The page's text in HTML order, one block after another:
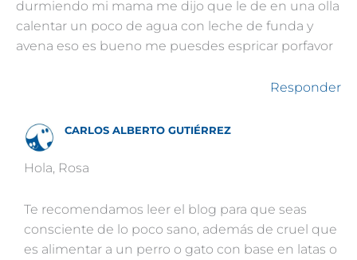
durmiendo mi mama me dijo que le de en una olla
calentar un poco de agua con leche de funda y
avena eso es bueno me puesdes espricar porfavor
Responder
CARLOS ALBERTO GUTIÉRREZ
Hola, Rosa
Te recomendamos leer el blog para que seas
consciente de lo poco sano, además de cruel que
es alimentar a un perro o gato con base en latas o